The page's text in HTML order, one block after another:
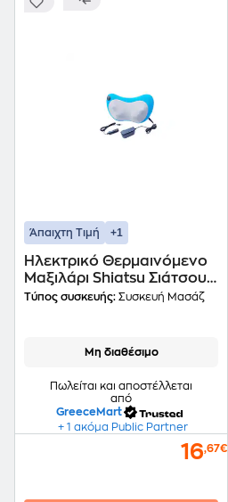
Άπαιχτη Τιμή +1
Ηλεκτρικό Θερμαινόμενο
Μαξιλάρι Shiatsu Σιάτσου
Μασάζ Αυχένα Cmp-898
Τύπος συσκευής: Συσκευή Μασάζ
Μη διαθέσιμο
Πωλείται και αποστέλλεται
από
GreeceMart
+ 1 ακόμα Public Partner
16,67€